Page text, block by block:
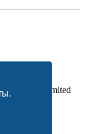
© phpBB Limited